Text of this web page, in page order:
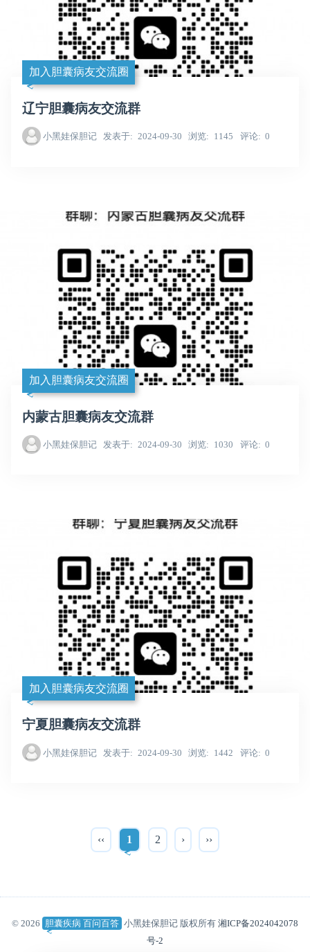
加入胆囊病友交流圈
辽宁胆囊病友交流群
小黑娃保胆记 发表于 2024-09-30 浏览 1145 评论 0
加入胆囊病友交流圈
内蒙古胆囊病友交流群
小黑娃保胆记 发表于 2024-09-30 浏览 1030 评论 0
加入胆囊病友交流圈
宁夏胆囊病友交流群
小黑娃保胆记 发表于 2024-09-30 浏览 1442 评论 0
‹‹ 1 2 › ››
© 2026 胆囊疾病 百问百答 小黑娃保胆记 版权所有 湘ICP备2024042078
号-2